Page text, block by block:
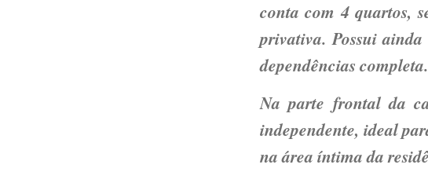
conta com 4 quartos,
privativa. Possui
dependências completa.
Na parte frontal da
independente, ideal
na área íntima da